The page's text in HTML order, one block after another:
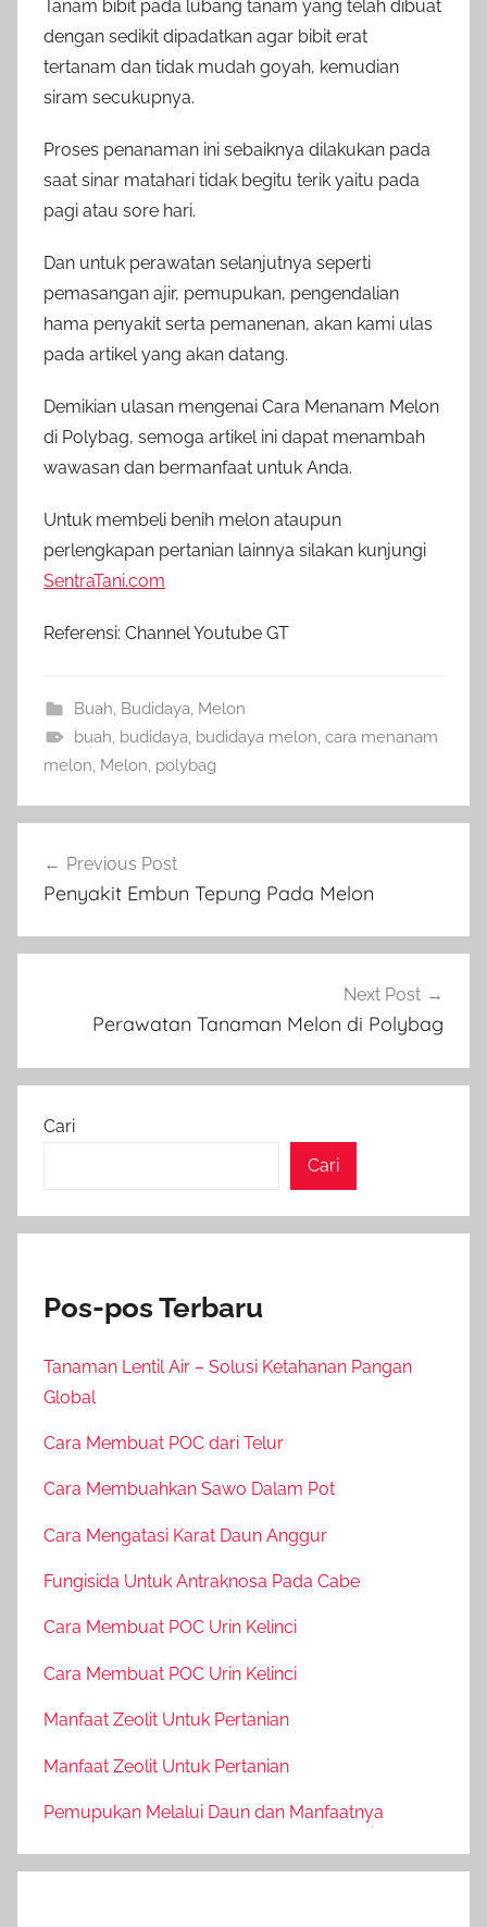
Tanam bibit pada lubang tanam yang telah dibuat
dengan sedikit dipadatkan agar bibit erat
tertanam dan tidak mudah goyah, kemudian
siram secukupnya.
Proses penanaman ini sebaiknya dilakukan pada
saat sinar matahari tidak begitu terik yaitu pada
pagi atau sore hari.
Dan untuk perawatan selanjutnya seperti
pemasangan ajir, pemupukan, pengendalian
hama penyakit serta pemanenan, akan kami ulas
pada artikel yang akan datang.
Demikian ulasan mengenai Cara Menanam Melon
di Polybag, semoga artikel ini dapat menambah
wawasan dan bermanfaat untuk Anda.
Untuk membeli benih melon ataupun
perlengkapan pertanian lainnya silakan kunjungi
SentraTani.com
Referensi: Channel Youtube GT
Buah, Budidaya, Melon
buah, budidaya, budidaya melon, cara menanam
melon, Melon, polybag
pos
Previous Post
Penyakit Embun Tepung Pada Melon
Next Post
Perawatan Tanaman Melon di Polybag
Cari
Cari
Pos-pos Terbaru
Tanaman Lentil Air – Solusi Ketahanan Pangan
Global
Cara Membuat POC dari Telur
Cara Membuahkan Sawo Dalam Pot
Cara Mengatasi Karat Daun Anggur
Fungisida Untuk Antraknosa Pada Cabe
Cara Membuat POC Urin Kelinci
Cara Membuat POC Urin Kelinci
Manfaat Zeolit Untuk Pertanian
Manfaat Zeolit Untuk Pertanian
Pemupukan Melalui Daun dan Manfaatnya